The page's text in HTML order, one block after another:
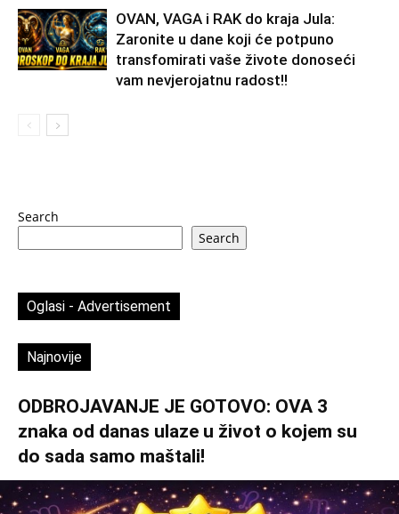
OVAN, VAGA i RAK do kraja Jula:
Zaronite u dane koji će potpuno
transfomirati vaše živote donoseći
vam nevjerojatnu radost!!
Search
Search
Oglasi - Advertisement
Najnovije
ODBROJAVANJE JE GOTOVO: OVA 3
znaka od danas ulaze u život o kojem su
do sada samo maštali!